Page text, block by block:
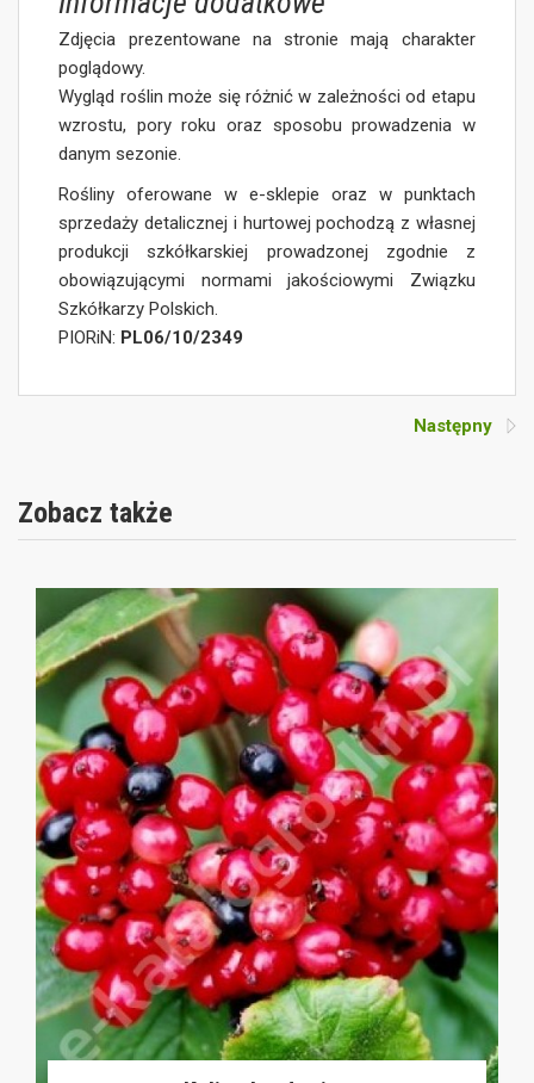
Zdjęcia prezentowane na stronie mają charakter
poglądowy.
Wygląd roślin może się różnić w zależności od etapu
wzrostu, pory roku oraz sposobu prowadzenia w
danym sezonie.
Rośliny oferowane w e-sklepie oraz w punktach
sprzedaży detalicznej i hurtowej pochodzą z własnej
produkcji szkółkarskiej prowadzonej zgodnie z
obowiązującymi normami jakościowymi Związku
Szkółkarzy Polskich.
PIORiN: PL06/10/2349
Następny
Zobacz także